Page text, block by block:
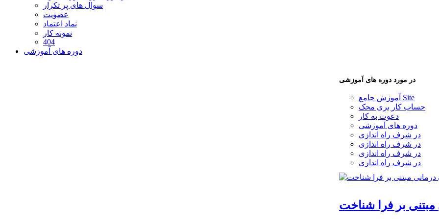
سوال های پر تکرار
عضویت
نماد اعتماد
نمونه کار
404
دوره های آموزشی
در مورد دوره های آموزشی
آموزش جامع Site
حساب کار بری محک
دعوت به کار
دوره های آموزشی
در شرف راه اندازی
در شرف راه اندازی
در شرف راه اندازی
در شرف راه اندازی
بر فرا شناخت